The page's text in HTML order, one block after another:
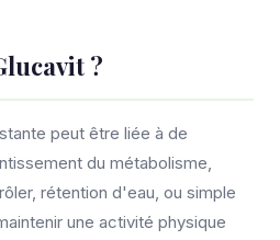
?
peut être liée à de
du métabolisme,
rétention d'eau, ou simple
une activité physique